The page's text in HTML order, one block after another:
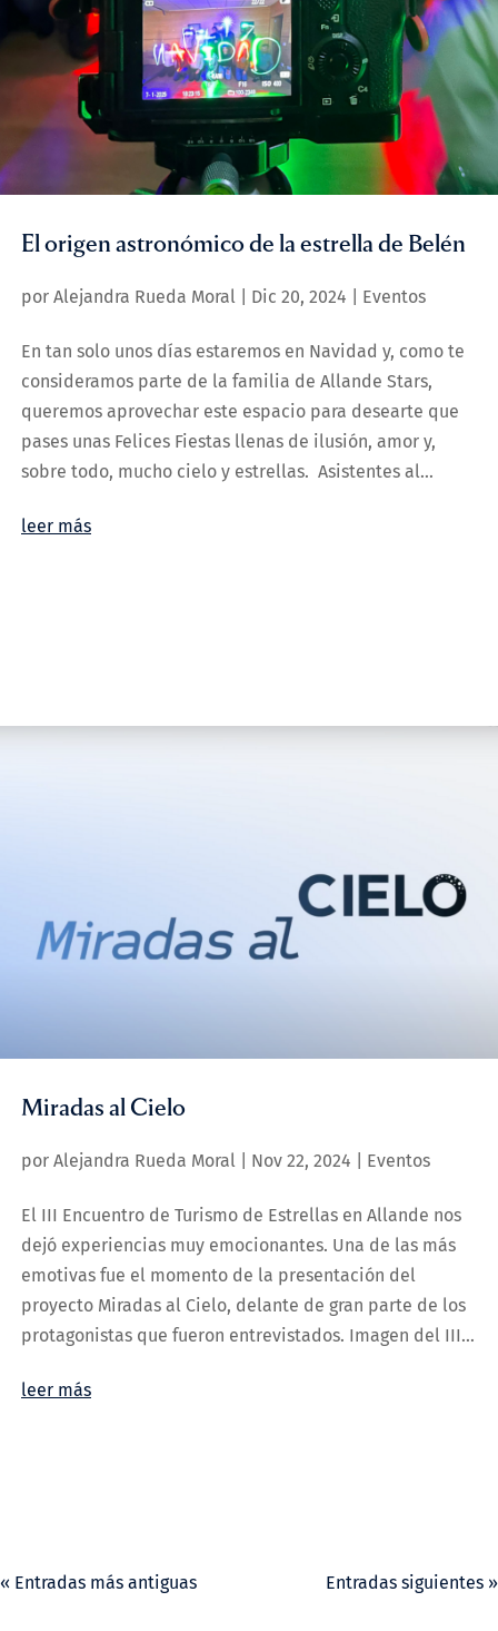
El origen astronómico de la estrella de Belén
por Alejandra Rueda Moral Dic 20, 2024 Eventos
En tan solo unos días estaremos en Navidad y, como te
consideramos parte de la familia de Allande Stars,
queremos aprovechar este espacio para desearte que
pases unas Felices Fiestas llenas de ilusión, amor y,
sobre todo, mucho cielo y estrellas. Asistentes al...
leer más
Miradas al Cielo
por Alejandra Rueda Moral Nov 22, 2024 Eventos
El III Encuentro de Turismo de Estrellas en Allande nos
dejó experiencias muy emocionantes. Una de las más
emotivas fue el momento de la presentación del
proyecto Miradas al Cielo, delante de gran parte de los
protagonistas que fueron entrevistados. Imagen del III...
leer más
« Entradas más antiguas Entradas siguientes »